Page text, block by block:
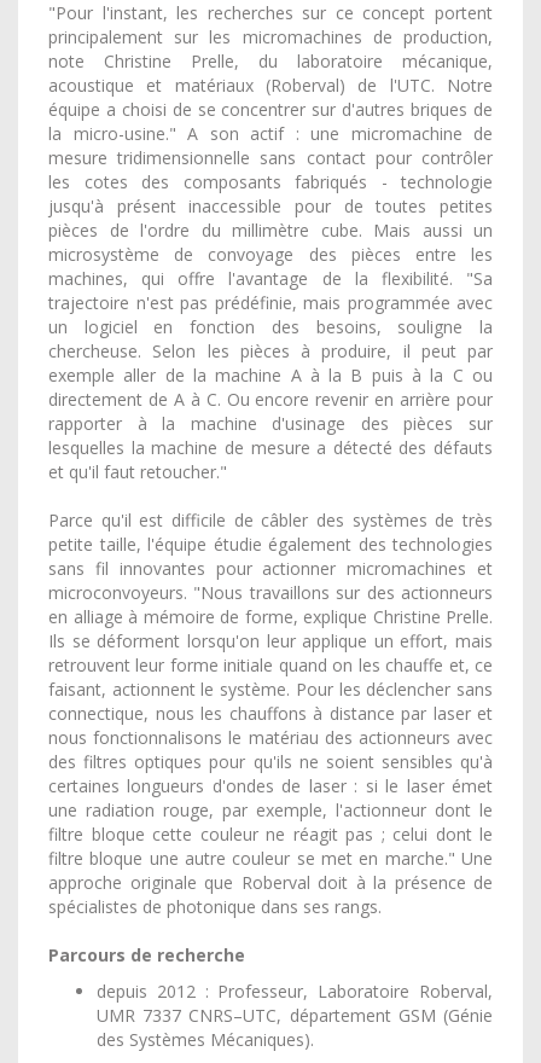
"Pour l'instant, les recherches sur ce concept portent
principalement sur les micromachines de production,
note Christine Prelle, du laboratoire mécanique,
acoustique et matériaux (Roberval) de l'UTC. Notre
équipe a choisi de se concentrer sur d'autres briques de
la micro-usine." A son actif : une micromachine de
mesure tridimensionnelle sans contact pour contrôler
les cotes des composants fabriqués - technologie
jusqu'à présent inaccessible pour de toutes petites
pièces de l'ordre du millimètre cube. Mais aussi un
microsystème de convoyage des pièces entre les
machines, qui offre l'avantage de la flexibilité. "Sa
trajectoire n'est pas prédéfinie, mais programmée avec
un logiciel en fonction des besoins, souligne la
chercheuse. Selon les pièces à produire, il peut par
exemple aller de la machine A à la B puis à la C ou
directement de A à C. Ou encore revenir en arrière pour
rapporter à la machine d'usinage des pièces sur
lesquelles la machine de mesure a détecté des défauts
et qu'il faut retoucher."
Parce qu'il est difficile de câbler des systèmes de très
petite taille, l'équipe étudie également des technologies
sans fil innovantes pour actionner micromachines et
microconvoyeurs. "Nous travaillons sur des actionneurs
en alliage à mémoire de forme, explique Christine Prelle.
Ils se déforment lorsqu'on leur applique un effort, mais
retrouvent leur forme initiale quand on les chauffe et, ce
faisant, actionnent le système. Pour les déclencher sans
connectique, nous les chauffons à distance par laser et
nous fonctionnalisons le matériau des actionneurs avec
des filtres optiques pour qu'ils ne soient sensibles qu'à
certaines longueurs d'ondes de laser : si le laser émet
une radiation rouge, par exemple, l'actionneur dont le
filtre bloque cette couleur ne réagit pas ; celui dont le
filtre bloque une autre couleur se met en marche." Une
approche originale que Roberval doit à la présence de
spécialistes de photonique dans ses rangs.
Parcours de recherche
depuis 2012 : Professeur, Laboratoire Roberval,
UMR 7337 CNRS–UTC, département GSM (Génie
des Systèmes Mécaniques).